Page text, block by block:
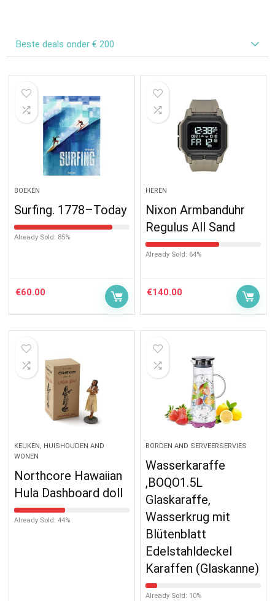
Beste deals onder € 200
BOEKEN
Surfing. 1778–Today
Already Sold: 85%
€60.00
HEREN
Nixon Armbanduhr
Regulus All Sand
Already Sold: 64%
€140.00
KEUKEN, HUISHOUDEN AND
WONEN
Northcore Hawaiian
Hula Dashboard doll
Already Sold: 44%
BORDEN AND SERVEERSERVIES
Wasserkaraffe
,BOQO1.5L
Glaskaraffe,
Wasserkrug mit
Blütenblatt
Edelstahldeckel
Karaffen (Glaskanne)
Already Sold: 10%